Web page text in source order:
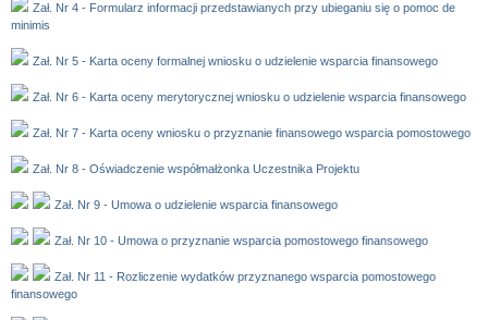
Zał. Nr 4 - Formularz informacji przedstawianych przy ubieganiu się o pomoc de
minimis
Zał. Nr 5 - Karta oceny formalnej wniosku o udzielenie wsparcia finansowego
Zał. Nr 6 - Karta oceny merytorycznej wniosku o udzielenie wsparcia finansowego
Zał. Nr 7 - Karta oceny wniosku o przyznanie finansowego wsparcia pomostowego
Zał. Nr 8 - Oświadczenie współmałżonka Uczestnika Projektu
Zał. Nr 9 - Umowa o udzielenie wsparcia finansowego
Zał. Nr 10 - Umowa o przyznanie wsparcia pomostowego finansowego
Zał. Nr 11 - Rozliczenie wydatków przyznanego wsparcia pomostowego
finansowego